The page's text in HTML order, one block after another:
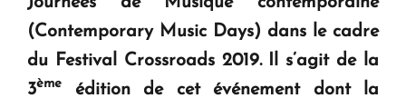
(Contemporary Music Days) dans le cadre
du Festival Crossroads 2019. Il s’agit de la
3ème
édition de cet événement dont la